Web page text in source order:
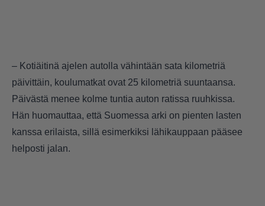
– Kotiäitinä ajelen autolla vähintään sata kilometriä
päivittäin, koulumatkat ovat 25 kilometriä suuntaansa.
Päivästä menee kolme tuntia auton ratissa ruuhkissa.
Hän huomauttaa, että Suomessa arki on pienten lasten
kanssa erilaista, sillä esimerkiksi lähikauppaan pääsee
helposti jalan.